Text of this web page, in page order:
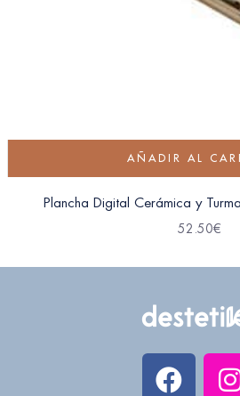
AÑADIR AL
Plancha Digital Cerámica y
52.50€